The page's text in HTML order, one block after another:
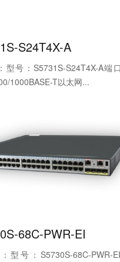
S24T4X-A
型号：S5731S-S24T4X-A端
1000BASE-T以太网...
68C-PWR-EI
型号：S5730S-68C-PWR-